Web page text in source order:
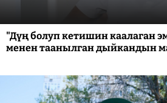
"Дүң болуп кетишин каалаган
менен таанылган дыйкандын